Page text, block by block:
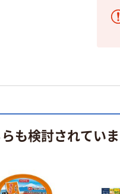
も検討されてい